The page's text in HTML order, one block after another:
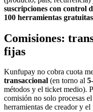
suscripciones con control
100 herramientas gratuitas
Comisiones:
fijas
Kunfupay no cobra cuota
transaccional (en torno al
métodos y el ticket medio).
comisión no solo procesas
herramientas de creador y el